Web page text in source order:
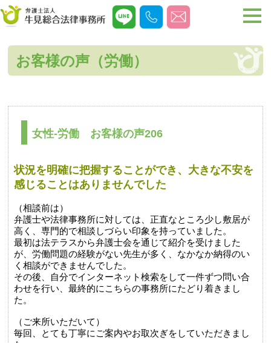
お客様の声（労働）
女性-労働 お客様の声206
状況を明確に把握することができ、大きな不安を
感じることはありませんでした
（相談前は）
弁護士や法律事務所に対しては、正直なところ少し敷居が
高く、専門的で相談しづらい印象を持っていました。
最初は法テラスから弁護士会を通じて紹介を受けました
が、労働問題の経験がない先生が多く、なかなか納得のい
く相談ができませんでした。
その後、自分でインターネット検索をして一件ずつ問い合
わせを行い、最終的にこちらの事務所にたどり着きまし
た。
（ご来所いただいて）
毎回、とても丁寧にご案内やお取次ぎをしていただきまし